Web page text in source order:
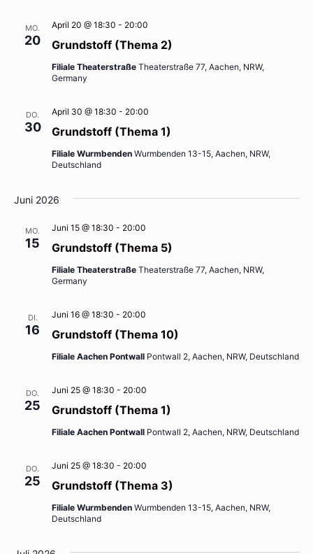
MO.
20 Grundstoff (Thema 2)
April 20 @ 18:30 - 20:00
Filiale Theaterstraße Theaterstraße 77, Aachen, NRW,
Germany
DO.
30 Grundstoff (Thema 1)
April 30 @ 18:30 - 20:00
Filiale Wurmbenden Wurmbenden 13-15, Aachen, NRW,
Deutschland
Juni 2026
MO.
15 Grundstoff (Thema 5)
Juni 15 @ 18:30 - 20:00
Filiale Theaterstraße Theaterstraße 77, Aachen, NRW,
Germany
DI.
16 Grundstoff (Thema 10)
Juni 16 @ 18:30 - 20:00
Filiale Aachen Pontwall Pontwall 2, Aachen, NRW, Deutschland
DO.
25 Grundstoff (Thema 1)
Juni 25 @ 18:30 - 20:00
Filiale Aachen Pontwall Pontwall 2, Aachen, NRW, Deutschland
DO.
25 Grundstoff (Thema 3)
Juni 25 @ 18:30 - 20:00
Filiale Wurmbenden Wurmbenden 13-15, Aachen, NRW,
Deutschland